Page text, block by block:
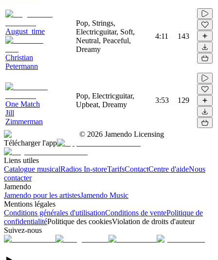
August_time
Christian
Petermann
Pop, Strings,
Electricguitar, Soft,
Neutral, Peaceful,
Dreamy
4:11 143
One Match
Jill
Zimmerman
Pop, Electricguitar,
Upbeat, Dreamy
3:53 129
© 2026 Jamendo Licensing
Télécharger l'app
Liens utiles
Catalogue musicalRadios In-storeTarifsContactCentre d'aideNous
contacter
Jamendo
Jamendo pour les artistesJamendo Music
Mentions légales
Conditions générales d'utilisationConditions de ventePolitique de
confidentialitéPolitique des cookiesViolation de droits d'auteur
Suivez-nous